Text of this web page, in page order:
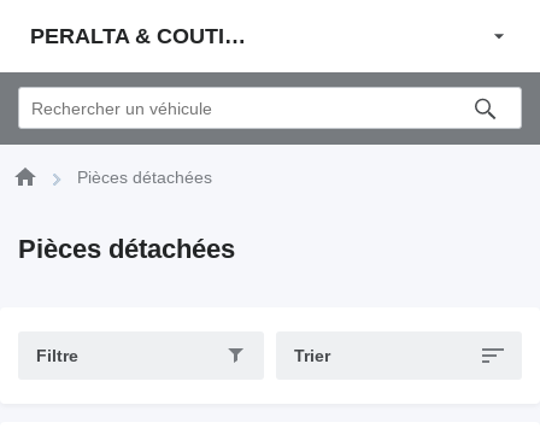
PERALTA & COUTINHO S.A.
Pièces détachées
Pièces détachées
Filtre Trier